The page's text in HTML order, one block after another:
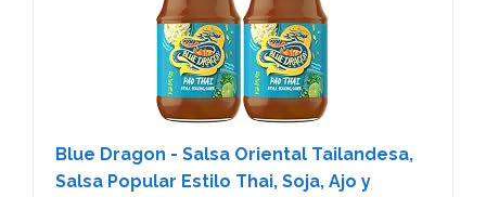
Blue Dragon - Salsa Oriental Tailandesa,
Salsa Popular Estilo Thai, Soja, Ajo y